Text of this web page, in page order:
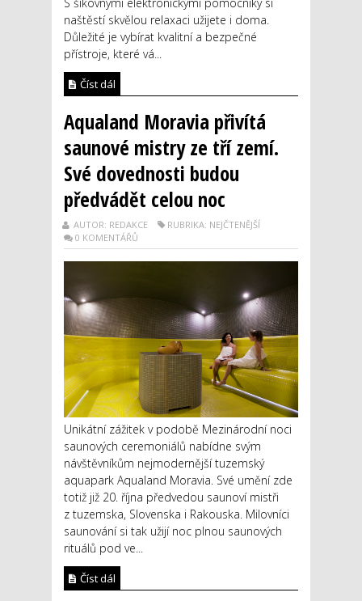
naštěstí skvělou relaxaci užijete i doma.
Důležité je vybírat kvalitní a bezpečné
přístroje, které vá...
Číst dál
Aqualand Moravia přivítá
saunové mistry ze tří zemí.
Své dovednosti budou
předvádět celou noc
AUTOR: REDAKCE
RUBRIKA: NEJČTENĚJŠÍ
0 KOMENTÁŘŮ
Unikátní zážitek v podobě Mezinárodní noci
saunových ceremoniálů nabídne svým
návštěvníkům nejmodernější tuzemský
aquapark Aqualand Moravia. Své umění zde
totiž již 20. října předvedou saunoví mistři
z tuzemska, Slovenska i Rakouska. Milovníci
saunování si tak užijí noc plnou saunových
rituálů pod ve...
Číst dál